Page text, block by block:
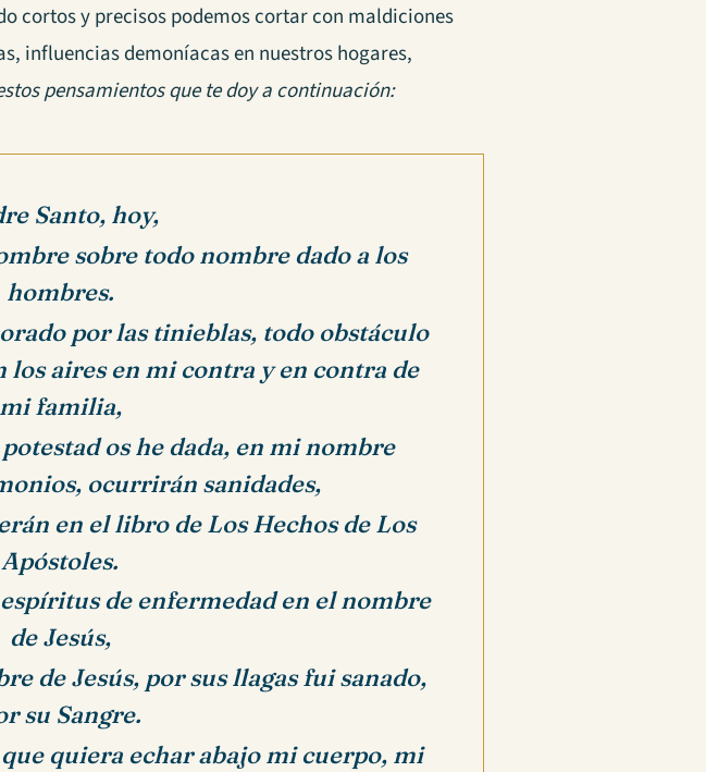
cortos y precisos podemos cortar con maldiciones
influencias demoníacas en nuestros hogares,
pensamientos que te doy a continuación:
Santo, hoy,
sobre todo nombre dado a los
hombres.
por las tinieblas, todo obstáculo
los aires en mi contra y en contra de
mi familia,
os he dada, en mi nombre
ocurrirán sanidades,
en el libro de Los Hechos de Los
Apóstoles.
de enfermedad en el nombre
de Jesús,
de Jesús, por sus llagas fui sanado,
su Sangre.
quiera echar abajo mi cuerpo, mi